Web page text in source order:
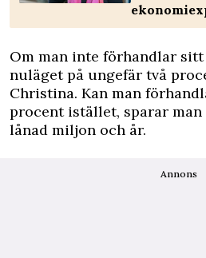
Om man inte förhandlar
nuläget på ungefär två
Christina. Kan man
procent istället, sparar
lånad miljon och år.
Annons